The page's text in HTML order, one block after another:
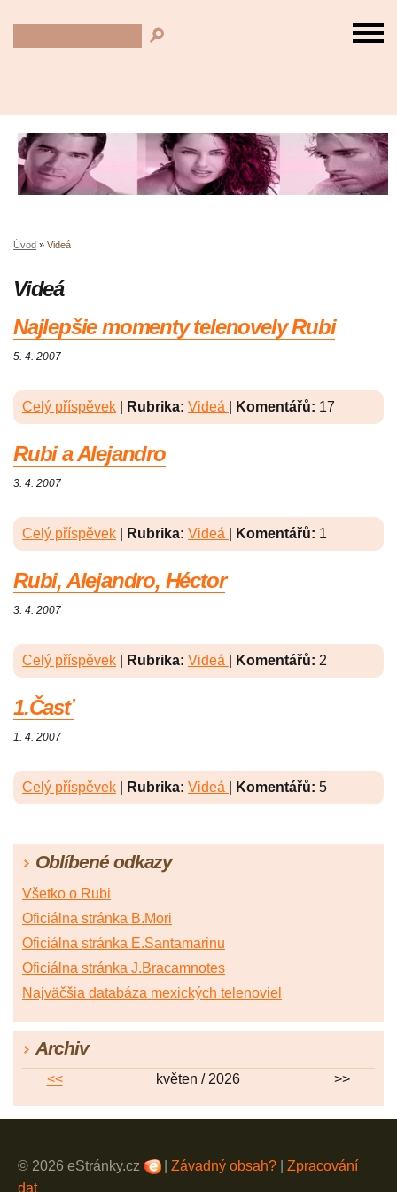
Úvod » Videá
Videá
Najlepšie momenty telenovely Rubi
5. 4. 2007
Celý příspěvek Rubrika: Videá Komentářů: 17
Rubi a Alejandro
3. 4. 2007
Celý příspěvek Rubrika: Videá Komentářů: 1
Rubi, Alejandro, Héctor
3. 4. 2007
Celý příspěvek Rubrika: Videá Komentářů: 2
1.Časť
1. 4. 2007
Celý příspěvek Rubrika: Videá Komentářů: 5
Oblíbené odkazy
Všetko o Rubi
Oficiálna stránka B.Mori
Oficiálna stránka E.Santamarinu
Oficiálna stránka J.Bracamnotes
Najväčšia databáza mexických telenoviel
Archiv
<< květen / 2026 >>
© 2026 eStránky.cz Závadný obsah?
Zpracování
dat